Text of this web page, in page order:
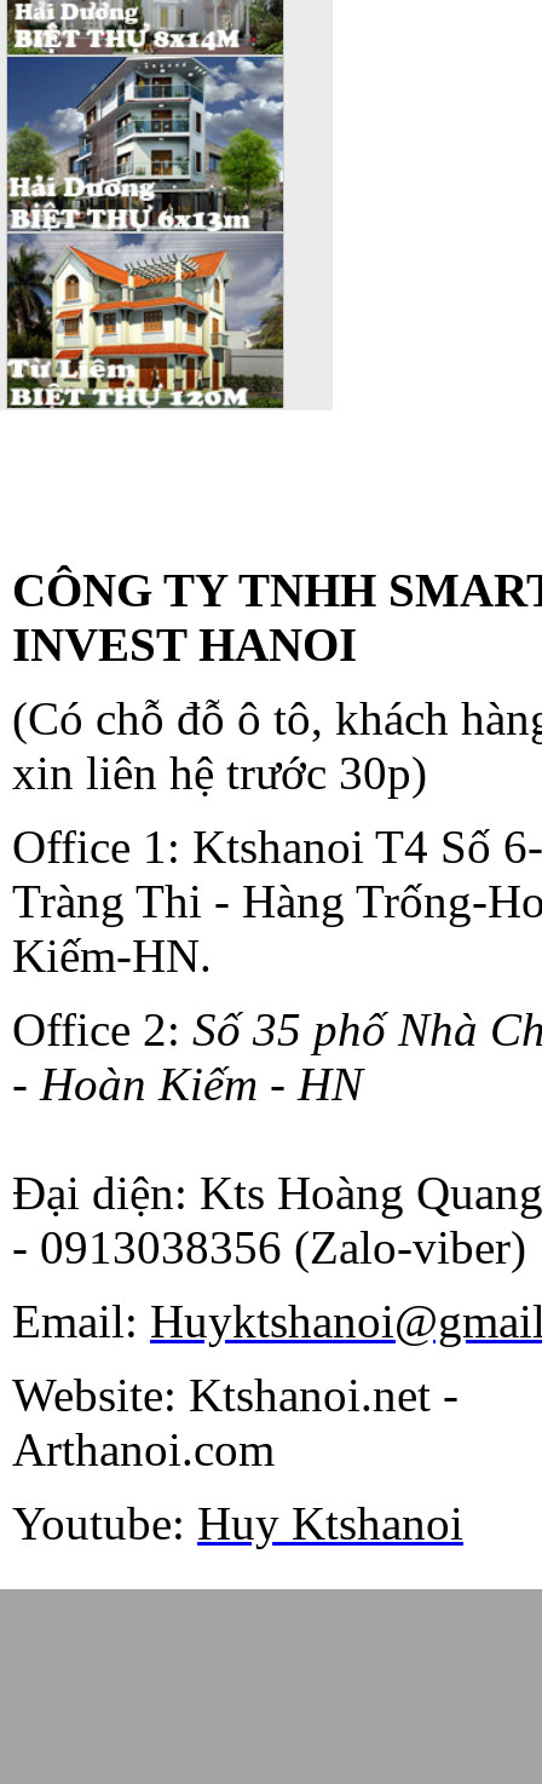
CÔNG TY TNHH
INVEST HANOI
(Có chỗ đỗ ô tô, khách
xin liên hệ trước 30p)
Office 1: Ktshanoi T4 Số
Tràng Thi - Hàng Trống-
Kiếm-HN.
Office 2: Số 35 phố Nhà
- Hoàn Kiếm - HN
Đại diện: Kts Hoàng
- 0913038356 (Zalo-viber)
Email:
Website: Ktshanoi.net -
Arthanoi.com
Youtube: Huy Ktshanoi